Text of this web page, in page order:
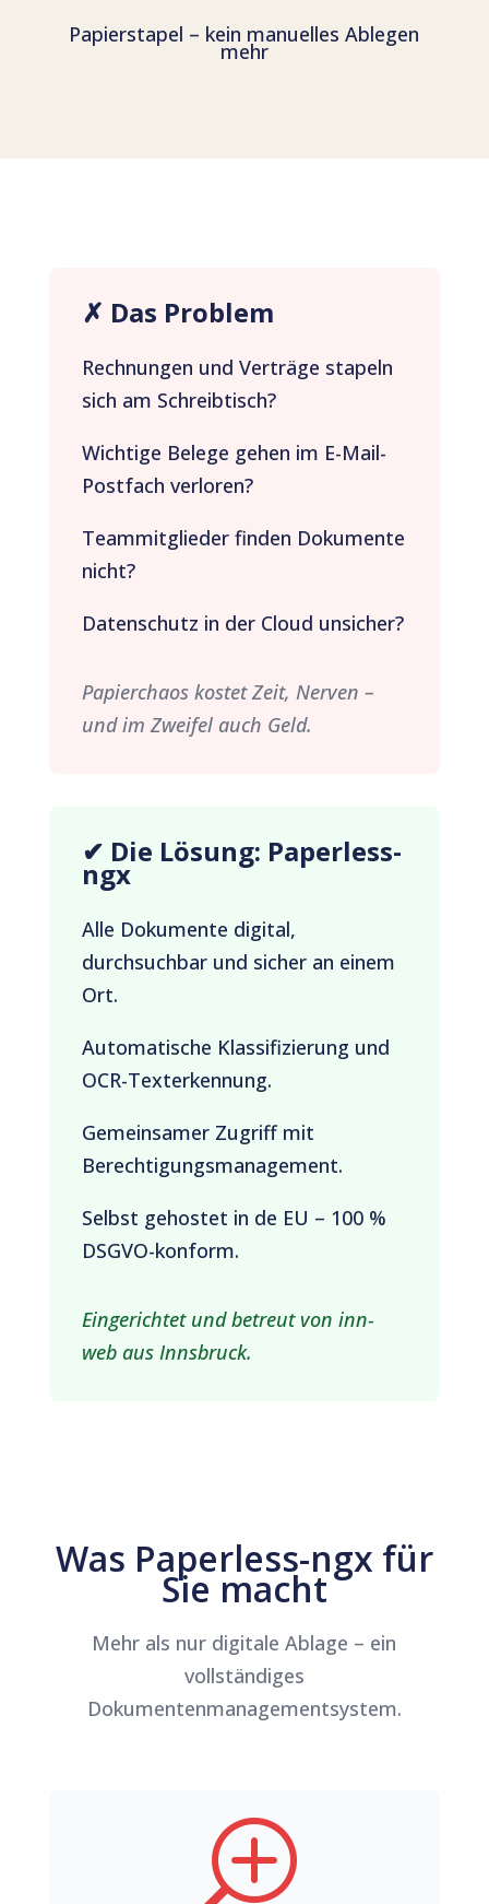
Papierstapel – kein manuelles Ablegen
mehr
✗ Das Problem
Rechnungen und Verträge stapeln
sich am Schreibtisch?
Wichtige Belege gehen im E-Mail-
Postfach verloren?
Teammitglieder finden Dokumente
nicht?
Datenschutz in der Cloud unsicher?
Papierchaos kostet Zeit, Nerven –
und im Zweifel auch Geld.
✔ Die Lösung: Paperless-
ngx
Alle Dokumente digital,
durchsuchbar und sicher an einem
Ort.
Automatische Klassifizierung und
OCR-Texterkennung.
Gemeinsamer Zugriff mit
Berechtigungsmanagement.
Selbst gehostet in de EU – 100 %
DSGVO-konform.
Eingerichtet und betreut von inn-
web aus Innsbruck.
Was Paperless-ngx für
Sie macht
Mehr als nur digitale Ablage – ein
vollständiges
Dokumentenmanagementsystem.
T